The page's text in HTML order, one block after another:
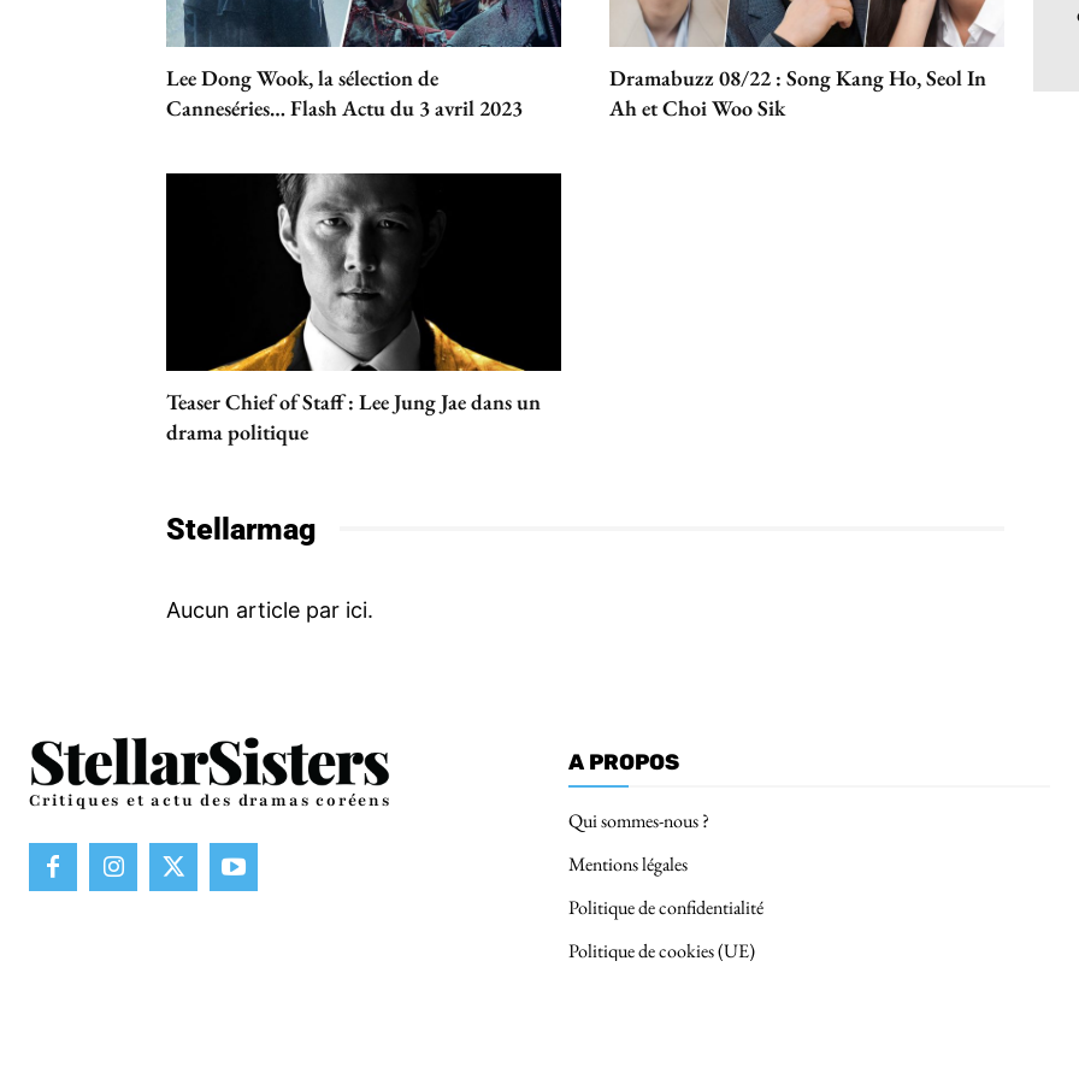
Lee Dong Wook, la sélection de
Canneséries… Flash Actu du 3 avril 2023
Dramabuzz 08/22 : Song Kang Ho, Seol In
Ah et Choi Woo Sik
Teaser Chief of Staff : Lee Jung Jae dans un
drama politique
Stellarmag
Critiques et actu des dramas coréens
A PROPOS
Qui sommes-nous ?
Mentions légales
Politique de confidentialité
Politique de cookies (UE)